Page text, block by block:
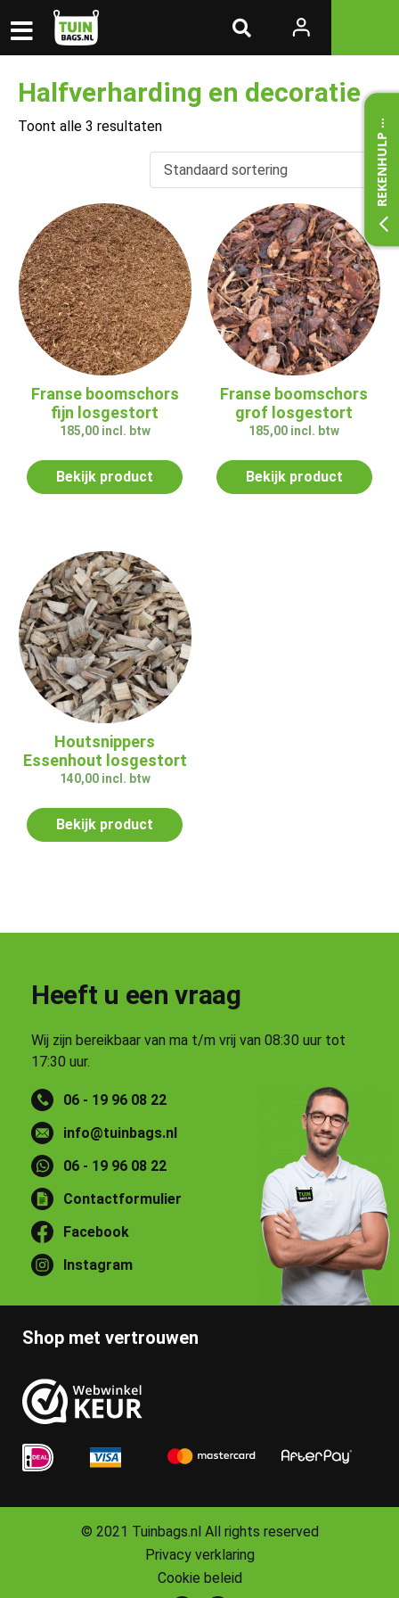
Halfverharding en decoratie
Toont alle 3 resultaten
Franse boomschors
fijn losgestort
185,00incl. btw
Bekijk product
Franse boomschors
grof losgestort
185,00 incl. btw
Bekijk product
Houtsnippers
Essenhout losgestort
140,00incl. btw
Bekijk product
Heeft u een vraag
Wij zijn bereikbaar van ma t/m vrij van 08:30 uur tot
17:30 uur.
06 - 19 96 08 22
info@tuinbags.nl
06 - 19 96 08 22
Contactformulier
Facebook
Instagram
Shop met vertrouwen
© 2021 Tuinbags.nl All rights reserved
Privacy verklaring
Cookie beleid
REKENHULP